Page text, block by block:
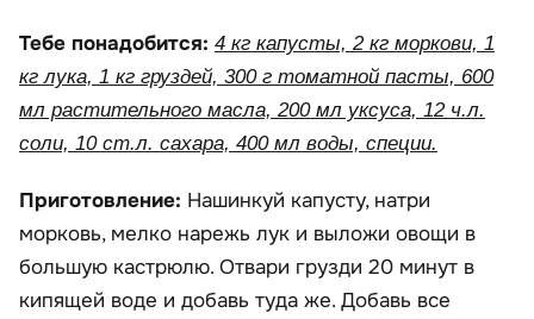
Тебе понадобится: 4 кг капусты, 2 кг моркови, 1
кг лука, 1 кг груздей, 300 г томатной пасты, 600
мл растительного масла, 200 мл уксуса, 12 ч.л.
соли, 10 ст.л. сахара, 400 мл воды, специи.
Приготовление: Нашинкуй капусту, натри
морковь, мелко нарежь лук и выложи овощи в
большую кастрюлю. Отвари грузди 20 минут в
кипящей воде и добавь туда же. Добавь все